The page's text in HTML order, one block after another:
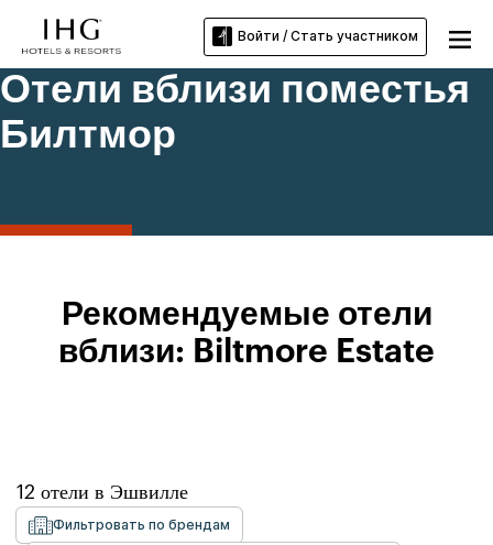
Войти / Стать участником
Отели вблизи поместья
Билтмор
Рекомендуемые отели
вблизи: Biltmore Estate
12 отели в Эшвилле
Фильтровать по брендам